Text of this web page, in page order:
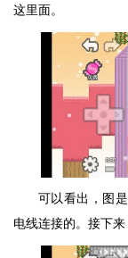
这里面。
可以看出，图
电线连接的。接下来